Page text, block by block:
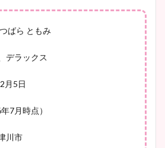
豊島実季アナのカップ画像ま
とめ！美脚や水着姿に年齢も
宇賀神メグアナのニット画像
ばら ともみ
デラックス
月5日
7月時点）
川市